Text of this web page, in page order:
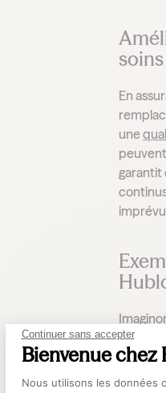
Continuer sans accepter
Bienvenue chez
Plateforme de
Nous utilisons les données
soins
En
une
garantit
des
Grâce